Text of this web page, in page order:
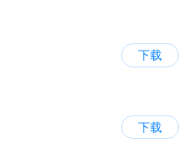
下载
下载